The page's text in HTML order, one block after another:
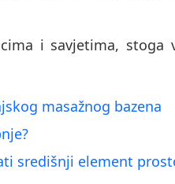
i savjetima, stoga
masažnog bazena
središnji element